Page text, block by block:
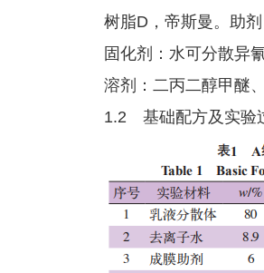
树脂D，帝斯曼。助
固化剂：水可分散异
溶剂：二丙二醇甲醚
1.2 基础配方及实验